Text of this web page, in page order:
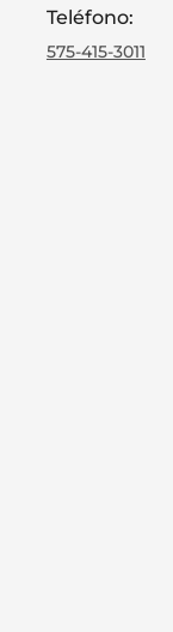
Teléfono:
575-415-3011